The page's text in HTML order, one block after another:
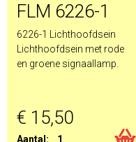
FLM 6226-1
6226-1 Lichthoofdsein
Lichthoofdsein met rode
en groene signaallamp.
€ 15,50
Aantal: 1